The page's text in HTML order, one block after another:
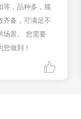
等，品种多，规
齐备，可满足不
场景。 您需要
做到！